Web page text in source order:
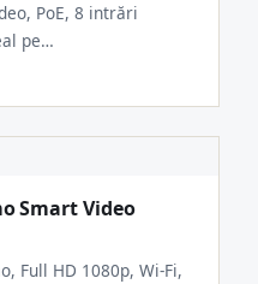
PoE, 8 intrări
pe…
Smart Video
Full HD 1080p, Wi-Fi,